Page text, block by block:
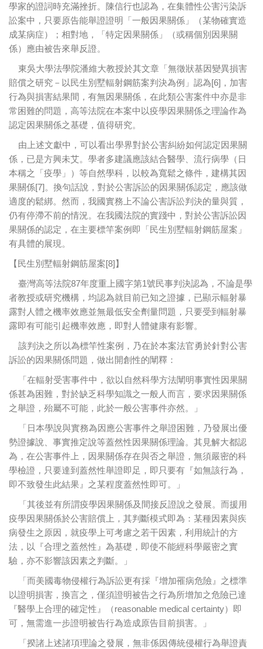
學家的證詞時充滿挫折。陳信行也認為，在集體性公害污染訴
訟案中，只要原告能舉證證明「一般因果關係」（某物確實造
成某病症）；相對地，「特定因果關係」（或稱個別因果關
係）應由被告來舉反證。
東吳大學法學院潘維大教授於其文章「無徵狀基因變異損害
賠償之研究－以民生別墅輻射鋼筋案判決為例」認為[6]，加害
行為與損害結果間，有無因果關係，在此類公害案件中亦是非
常困難的問題，高等法院在本案中以疫學因果關係之理論作為
認定因果關係之基礎，值得研究。
由上述文獻中，可以看出學界對於公害糾紛如何認定因果關
係，已是方興未艾。學者多建議應該結合醫學、流行病學（日
本稱之「疫學」）等自然學科，以較為寬鬆之條件，建構其因
果關係[7]。換句話說，對於公害訴訟的因果關係認定，應該做
適度的鬆綁。然而，我國實務上不論公害訴訟判決的量與質，
仍有停滯不前的情況。在我國法院的實踐中，對於公害訴訟因
果關係的認定，在主要標竿案例即「民生別墅輻射鋼筋屋案」
有具體的展現。
【民生別墅輻射鋼筋屋案[8]】
臺灣高等法院87年度重上國字第1號民事判決認為，不論是學
者教授或研究機構，均認為就目前已知之證據，已顯示輻射暴
露對人體之機率效應並無最低安全劑量問題，只要受到輻射暴
露即有可能引起機率效應，即對人體健康有影響。
該判決之所以為標竿性案例，乃在於本案法官勇於針對公害
訴訟的因果關係問題，做出開創性的闡釋：
「在輻射受害事件中，欲以自然科學方法闡明事實性因果關
係甚為困難，對於缺乏科學知識之一般人而言，要求因果關係
之舉證，殆屬不可能，此於一般公害事件亦然。」
「日本學說與實務為因應公害事件之舉證困難，乃發展出優
勢證據說、事實推定說等蓋然性因果關係理論。其見解大都認
為，在公害事件上，因果關係存在與否之舉證，無須嚴密的科
學檢證，只要達到蓋然性舉證即足，即只要有『如無該行為，
即不致發生此結果』之某程度蓋然性即可。」
「其後並有所謂疫學因果關係及間接反證說之發展。而援用
疫學因果關係於公害賠償上，其判斷模式即為：某種因素與疾
病發生之原因，就疫學上可考慮之若干因素，利用統計的方
法，以『合理之蓋然性』為基礎，即使不能經科學嚴密之實
驗，亦不影響該因素之判斷。」
「而美國毒物侵權行為訴訟更有採『增加罹病危險』之標準
以證明損害，換言之，僅須證明被告之行為所增加之危險已達
『醫學上合理的確定性』（reasonable medical certainty）即
可，無需進一步證明被告行為造成原告目前損害。」
「揆諸上述諸項理論之發展，無非係因傳統侵權行為舉證責